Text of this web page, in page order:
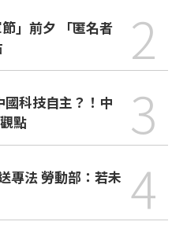
」前夕 「匿名者
2
點
3
專法 勞動部：若未 4